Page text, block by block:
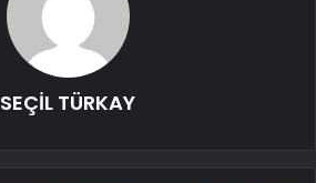
SEÇİL TÜRKAY